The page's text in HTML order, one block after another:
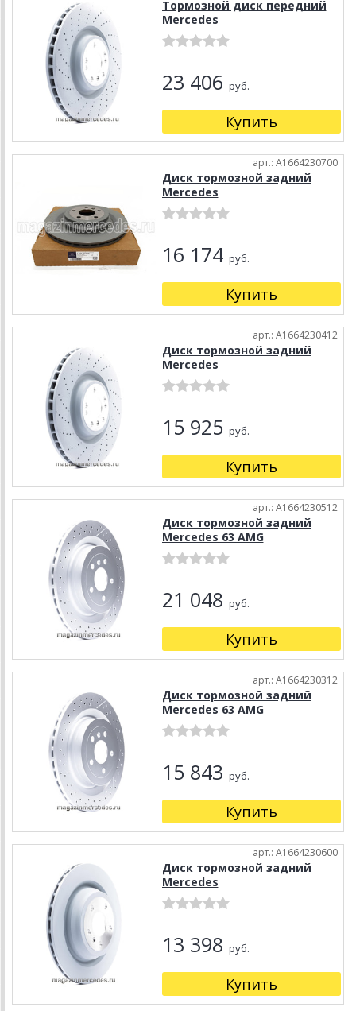
Тормозной диск передний
Mercedes
23 406 руб.
Купить
арт.: A1664230700
Диск тормозной задний
Mercedes
16 174 руб.
Купить
арт.: A1664230412
Диск тормозной задний
Mercedes
15 925 руб.
Купить
арт.: A1664230512
Диск тормозной задний
Mercedes 63 AMG
21 048 руб.
Купить
арт.: A1664230312
Диск тормозной задний
Mercedes 63 AMG
15 843 руб.
Купить
арт.: A1664230600
Диск тормозной задний
Mercedes
13 398 руб.
Купить